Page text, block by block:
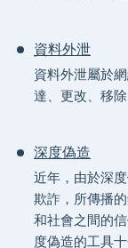
資料外泄
資料外泄屬於
達、更改、移
深度偽造
近年，由於深
欺詐，所傳播
和社會之間的
度偽造的工具